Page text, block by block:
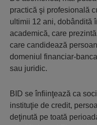
practică şi profesională
ultimii 12 ani, dobândită
academică, care
care candidează
domeniul financiar-
sau juridic.
BID se înfiinţează ca
instituţie de credit,
deţinută pe toată